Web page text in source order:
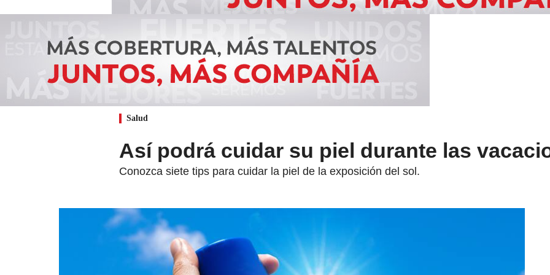
Salud
Así podrá cuidar su piel durante las
Conozca siete tips para cuidar la piel de la exposición del sol.